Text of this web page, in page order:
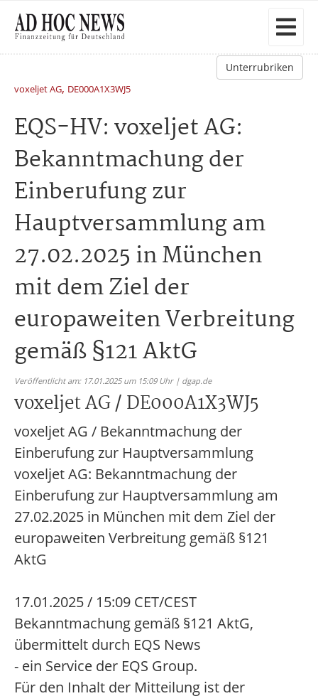
Unterrubriken
voxeljet AG, DE000A1X3WJ5
EQS-HV: voxeljet AG:
Bekanntmachung der
Einberufung zur
Hauptversammlung am
27.02.2025 in München
mit dem Ziel der
europaweiten Verbreitung
gemäß §121 AktG
Veröffentlicht am: 17.01.2025 um 15:09 Uhr | dgap.de
voxeljet AG / DE000A1X3WJ5
voxeljet AG / Bekanntmachung der
Einberufung zur Hauptversammlung
voxeljet AG: Bekanntmachung der
Einberufung zur Hauptversammlung am
27.02.2025 in München mit dem Ziel der
europaweiten Verbreitung gemäß §121
AktG
17.01.2025 / 15:09 CET/CEST
Bekanntmachung gemäß §121 AktG,
übermittelt durch EQS News
- ein Service der EQS Group.
Für den Inhalt der Mitteilung ist der